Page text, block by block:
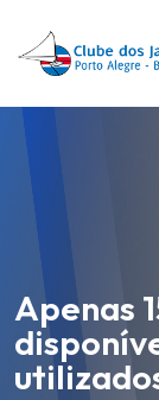
Apenas